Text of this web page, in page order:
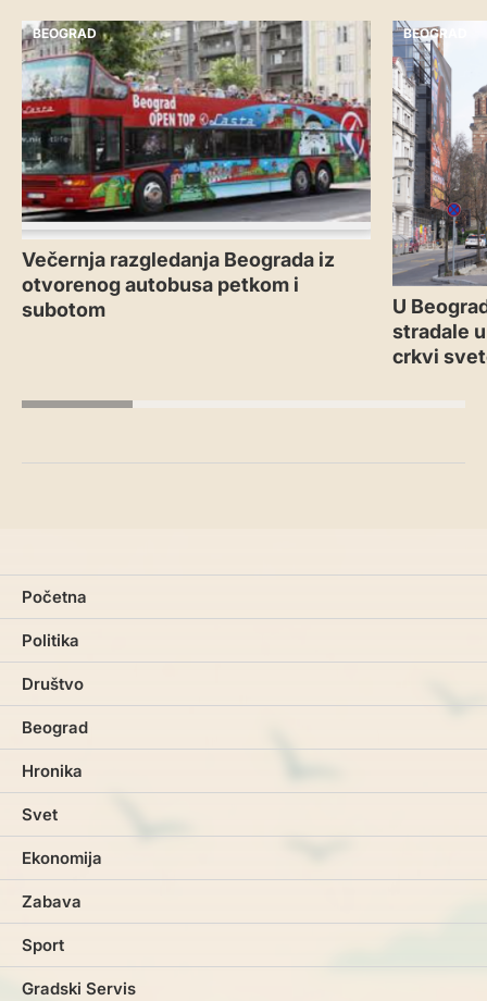
BEOGRAD
Večernja razgledanja Beograda iz
otvorenog autobusa petkom i
subotom
BEOGRAD
U
stradale
crkvi
Početna
Politika
Društvo
Beograd
Hronika
Svet
Ekonomija
Zabava
Sport
Gradski Servis